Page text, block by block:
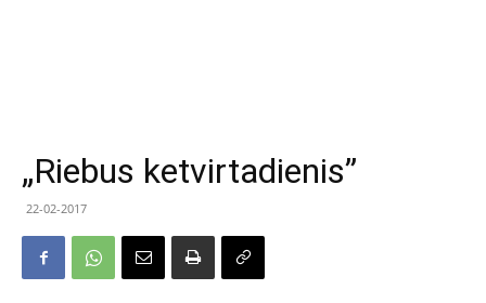
„Riebus ketvirtadienis”
22-02-2017